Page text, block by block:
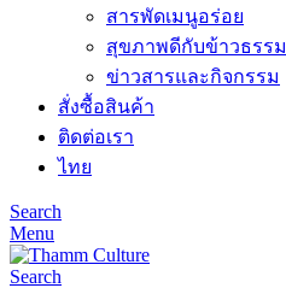
สารพัดเมนูอร่อย
สุขภาพดีกับข้าวธรรม
ข่าวสารและกิจกรรม
สั่งซื้อสินค้า
ติดต่อเรา
ไทย
Search
Menu
Search